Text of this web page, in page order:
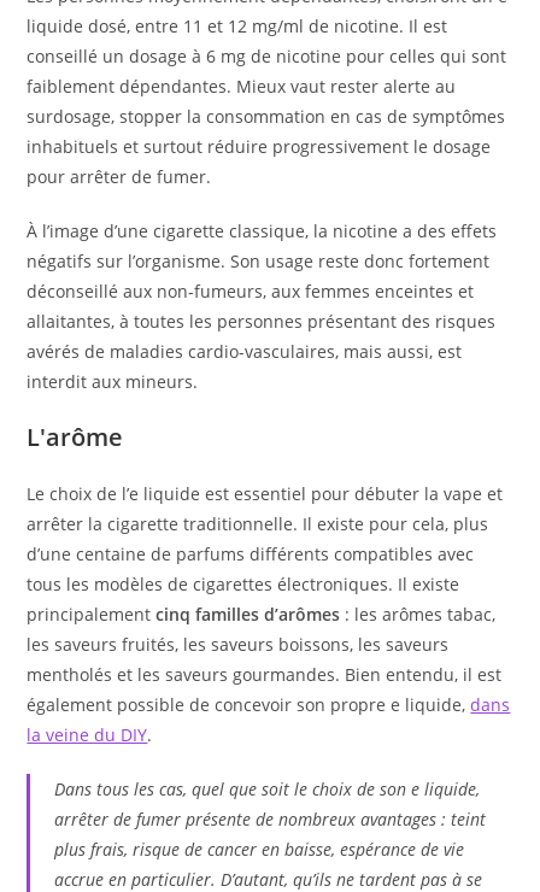
liquide dosé, entre 11 et 12 mg/ml de nicotine. Il est
conseillé un dosage à 6 mg de nicotine pour celles qui sont
faiblement dépendantes. Mieux vaut rester alerte au
surdosage, stopper la consommation en cas de symptômes
inhabituels et surtout réduire progressivement le dosage
pour arrêter de fumer.
À l’image d’une cigarette classique, la nicotine a des effets
négatifs sur l’organisme. Son usage reste donc fortement
déconseillé aux non-fumeurs, aux femmes enceintes et
allaitantes, à toutes les personnes présentant des risques
avérés de maladies cardio-vasculaires, mais aussi, est
interdit aux mineurs.
L'arôme
Le choix de l’e liquide est essentiel pour débuter la vape et
arrêter la cigarette traditionnelle. Il existe pour cela, plus
d’une centaine de parfums différents compatibles avec
tous les modèles de cigarettes électroniques. Il existe
principalementcinq familles d’arômes : les arômes tabac,
les saveurs fruités, les saveurs boissons, les saveurs
mentholés et les saveurs gourmandes. Bien entendu, il est
également possible de concevoir son propre e liquide,dans
la veine du DIY.
Dans tous les cas, quel que soit le choix de son e liquide,
arrêter de fumer présente de nombreux avantages : teint
plus frais, risque de cancer en baisse, espérance de vie
accrue en particulier. D’autant, qu’ils ne tardent pas à se